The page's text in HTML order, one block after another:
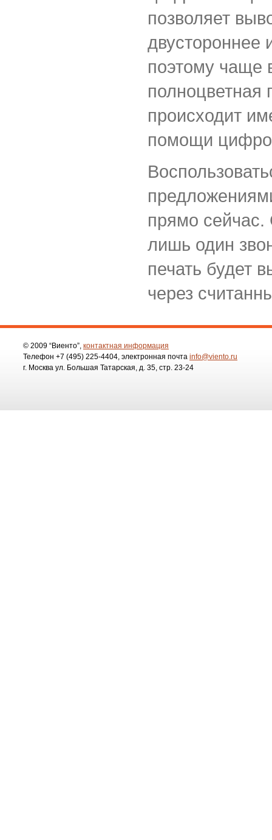
позволяет
двустороннее
поэтому чаще
полноцветная
происходит
помощи
прямо сейчас.
лишь один
печать будет
через
© 2009 “Виенто”, контактная информация
Телефон +7 (495) 225-4404, электронная почта info@viento.ru
г. Москва ул. Большая Татарская, д. 35, стр. 23-24